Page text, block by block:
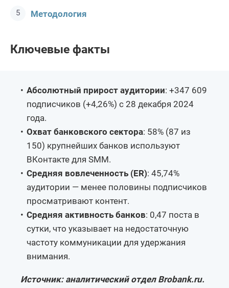
Методология
Ключевые факты
Абсолютный прирост аудитории: +347 609
подписчиков (+4,26%) с 28 декабря 2024
года.
Охват банковского сектора: 58% (87 из
150) крупнейших банков используют
ВКонтакте для SMM.
Средняя вовлеченность (ER): 45,74%
аудитории — менее половины подписчиков
просматривают контент.
Средняя активность банков: 0,47 поста в
сутки, что указывает на недостаточную
частоту коммуникации для удержания
внимания.
Источник: аналитический отдел Brobank.ru.